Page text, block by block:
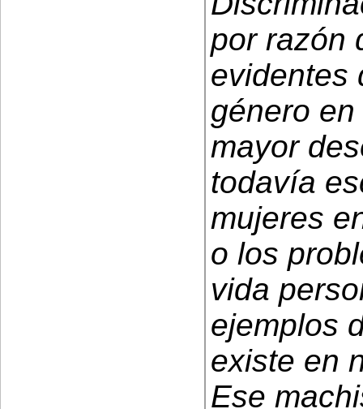
por razón
evidentes
género
mayor
todavía
mujeres
o los
vida
ejemplos
existe en
Ese